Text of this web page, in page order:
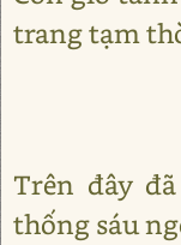
trang tạm
Trên đây
thống sáu